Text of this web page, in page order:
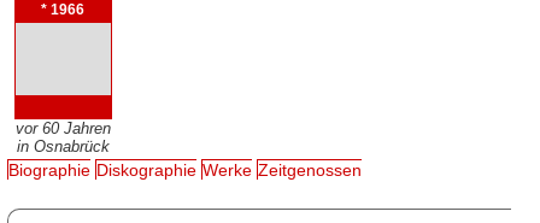
* 1966
vor 60 Jahren
in Osnabrück
Biographie Diskographie Werke Zeitgenossen